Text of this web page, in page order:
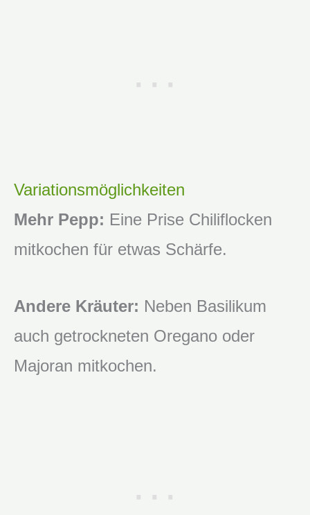
Variationsmöglichkeiten
Mehr Pepp: Eine Prise Chiliflocken
mitkochen für etwas Schärfe.
Andere Kräuter: Neben Basilikum
auch getrockneten Oregano oder
Majoran mitkochen.